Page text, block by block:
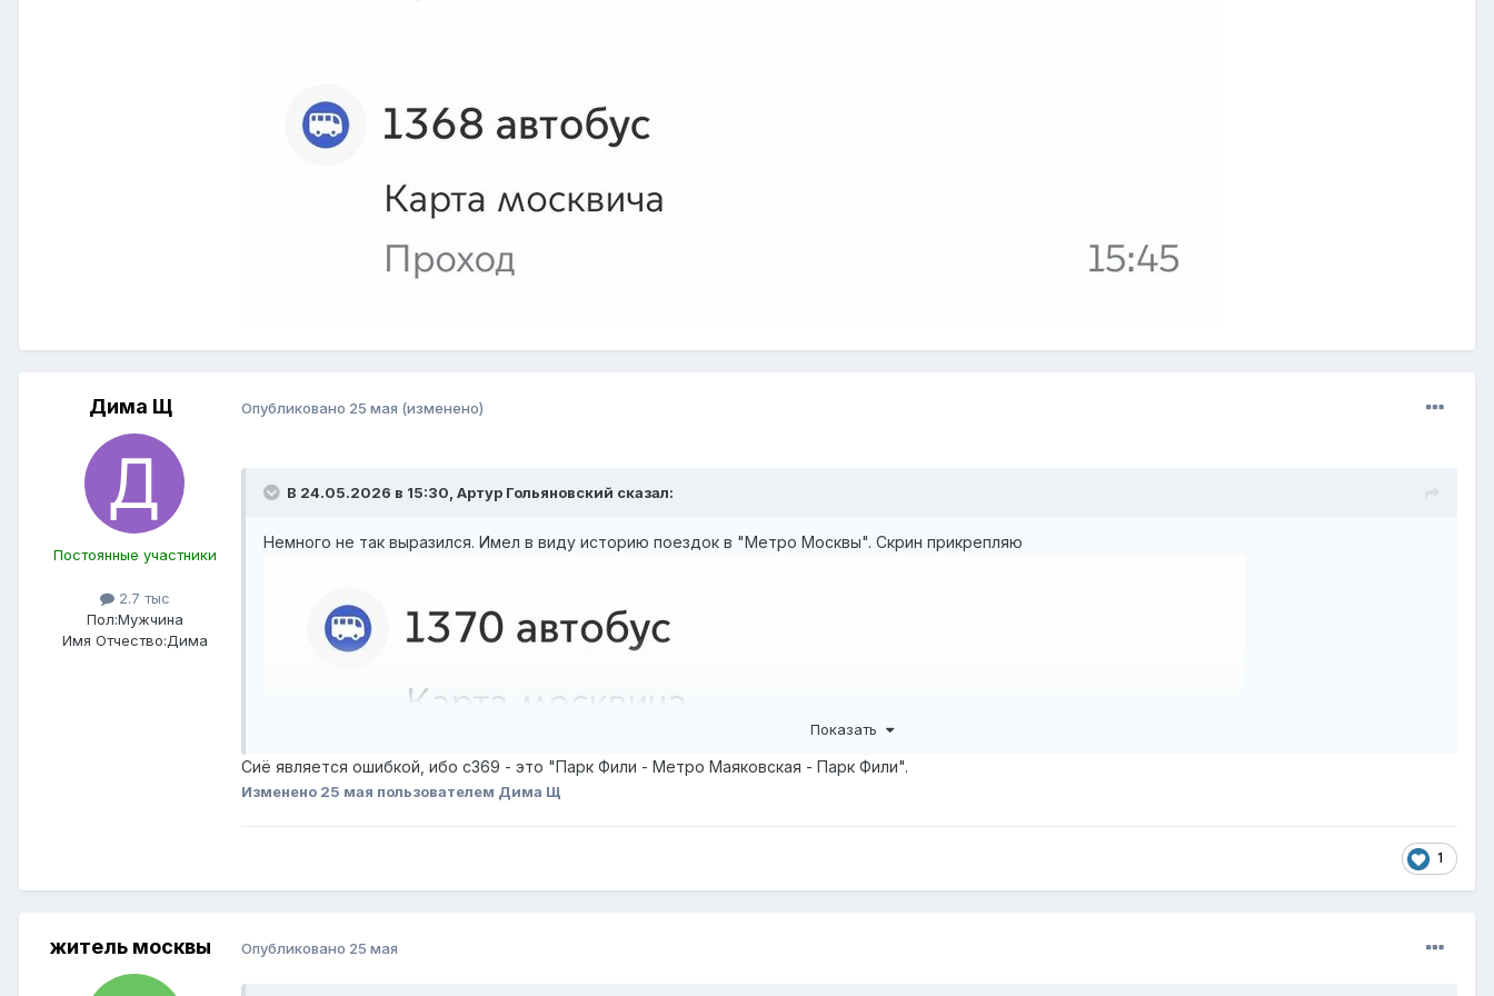
Дима Щ
Постоянные участники
2.7 тыс
Пол:Мужчина
Имя Отчество:Дима
Опубликовано 25 мая (изменено)
В 24.05.2026 в 15:30, Артур Гольяновский сказал:
Немного не так выразился. Имел в виду историю поездок в "Метро Москвы". Скрин прикрепляю
Показать
Сиё является ошибкой, ибо с369 - это "Парк Фили - Метро Маяковская - Парк Фили".
Изменено 25 мая пользователем Дима Щ
1
житель москвы Опубликовано 25 мая